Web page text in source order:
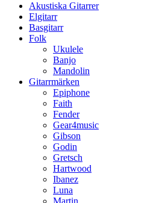
Akustiska Gitarrer
Elgitarr
Basgitarr
Folk
Ukulele
Banjo
Mandolin
Gitarrmärken
Epiphone
Faith
Fender
Gear4music
Gibson
Godin
Gretsch
Hartwood
Ibanez
Luna
Martin